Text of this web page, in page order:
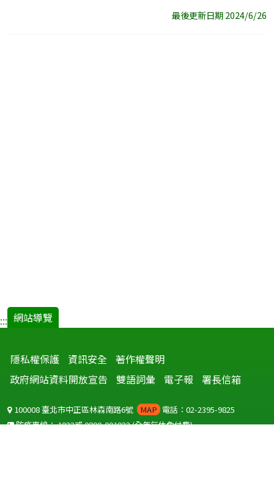
最後更新日期 2024/6/26
::: 網站導覽
隱私權保護 資訊安全 著作權聲明
政府網站資料開放宣告
雙語詞彙 電子報 署長信箱
100008 臺北市中正區林森南路6號 MAP 電話：02-2395-9825
防疫專線：1922或0800-001922(全年無休免付費)